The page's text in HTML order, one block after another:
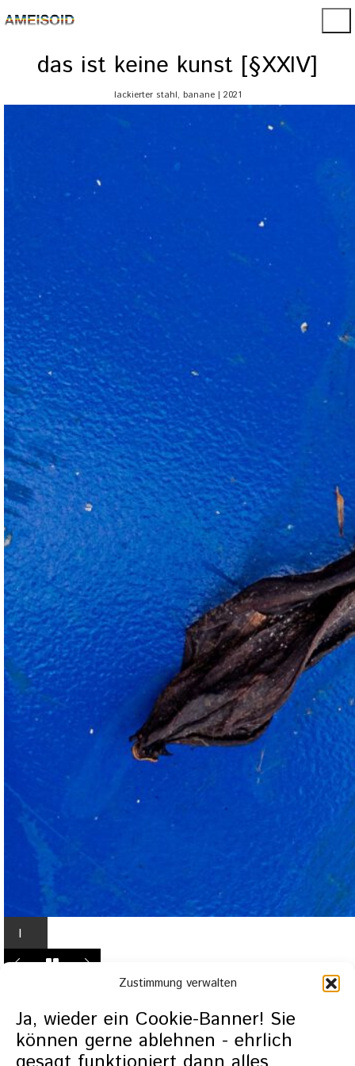
Zustimmung verwalten
Ja, wieder ein Cookie-Banner! Sie
können gerne ablehnen - ehrlich
das ist keine kunst [§XXIV]
lackierter stahl, banane | 2021
I
n
g
h
t